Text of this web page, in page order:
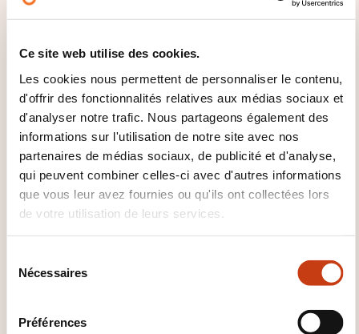
Ce site web utilise des cookies.
Les cookies nous permettent de personnaliser le contenu,
d'offrir des fonctionnalités relatives aux médias sociaux et
d'analyser notre trafic. Nous partageons également des
informations sur l'utilisation de notre site avec nos
partenaires de médias sociaux, de publicité et d'analyse,
qui peuvent combiner celles-ci avec d'autres informations
que vous leur avez fournies ou qu'ils ont collectées lors
de votre utilisation de leurs services.
Nécessaires
Préférences
SUPPLÉMENTAIRES SONT UTILES
À SAVOIR ?
Les 2 premières leçons de tout abonnement sont à
l'essai et sans engagement. L'inscription sera validée
lorsque la 3ème leçon est donnée.
Comment contacter